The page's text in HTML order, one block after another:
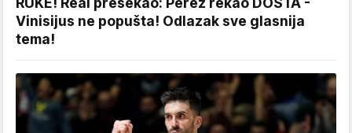
Vinisijus ne popušta! Odlazak sve glasnija
tema!